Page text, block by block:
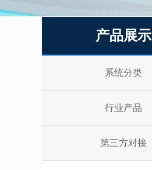
产品展示
系统分类
行业产品
第三方对接